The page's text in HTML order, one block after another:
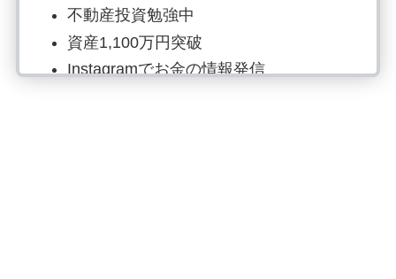
不動産投資勉強中
資産1,100万円突破
Instagramでお金の情報発信